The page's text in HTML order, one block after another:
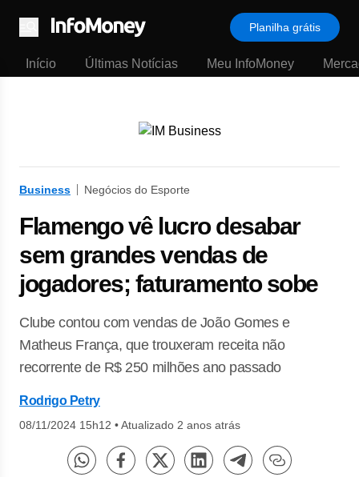
Menu
Planilha grátis
Início Últimas Notícias Meu InfoMoney
Business Negócios do Esporte
Flamengo vê lucro desabar
sem grandes vendas de
jogadores; faturamento sobe
Clube contou com vendas de João Gomes e
Matheus França, que trouxeram receita não
recorrente de R$ 250 milhões ano passado
Rodrigo Petry
08/11/2024 15h12 •Atualizado 2 anos atrás